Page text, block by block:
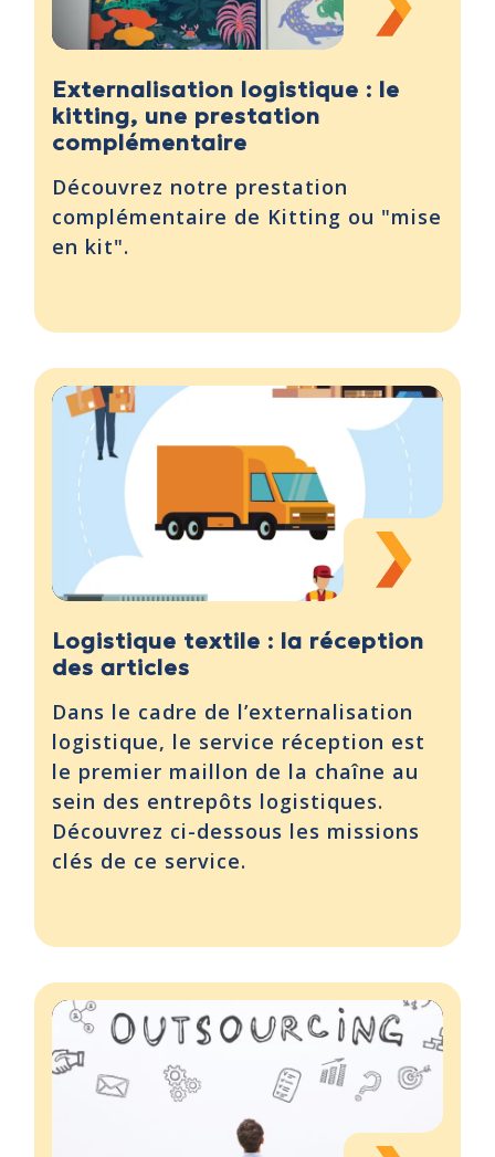
Externalisation logistique : le
kitting, une prestation
complémentaire
Découvrez notre prestation
complémentaire de Kitting ou "mise
en kit".
Logistique textile : la réception
des articles
Dans le cadre de l’externalisation
logistique, le service réception est
le premier maillon de la chaîne au
sein des entrepôts logistiques.
Découvrez ci-dessous les missions
clés de ce service.